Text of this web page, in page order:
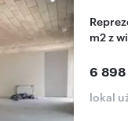
Reprezentacyjny lokal usługowo-handlowy 98,52
m2 z
6 898
lokal